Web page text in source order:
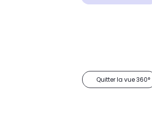
Quitter la vue 360°